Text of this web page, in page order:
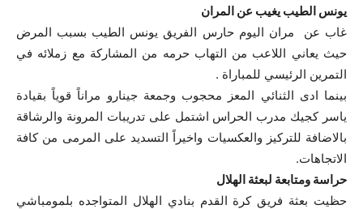
يونس الطيب يغيب عن المران
غاب عن مران اليوم حارس الفريق يونس الطيب بسبب المرض
حيث يعاني اللاعب من التهاب حرمه من المشاركة مع زملائه في
التمرين الرئيسي للمباراة .
بينما ادى الثنائي المعز محجوب وجمعة جينارو مراناً قوياً بقيادة
ياسر كجيك مدرب الحراس اشتمل على تدريبات المرونة والرشاقة
بالاضافة للتركيز والعكسيات واخيراً التسديد على المرمى من كافة
الاتجاهات.
حراسة ومتابعة لبعثة الهلال
حظيت بعثة فريق كرة القدم بنادي الهلال المتواجده بلمومباشي